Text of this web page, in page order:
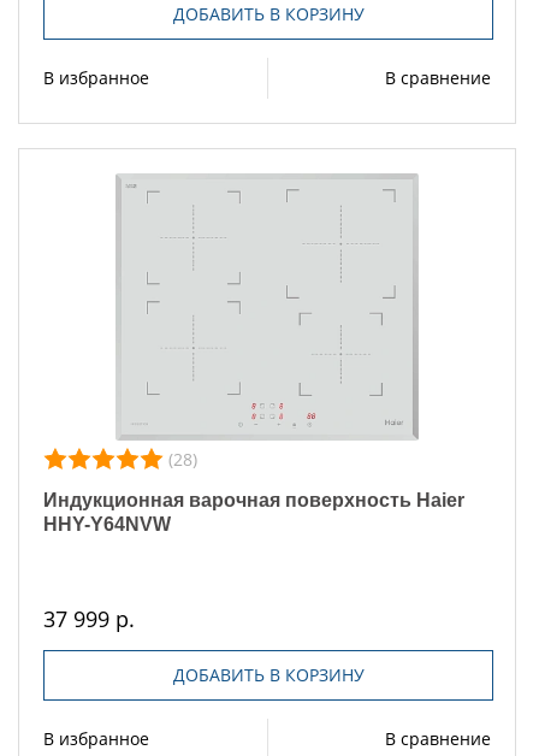
ДОБАВИТЬ В КОРЗИНУ
В избранное В сравнение
(28)
Индукционная варочная поверхность Haier
HHY-Y64NVW
37 999 р.
ДОБАВИТЬ В КОРЗИНУ
В избранное В сравнение